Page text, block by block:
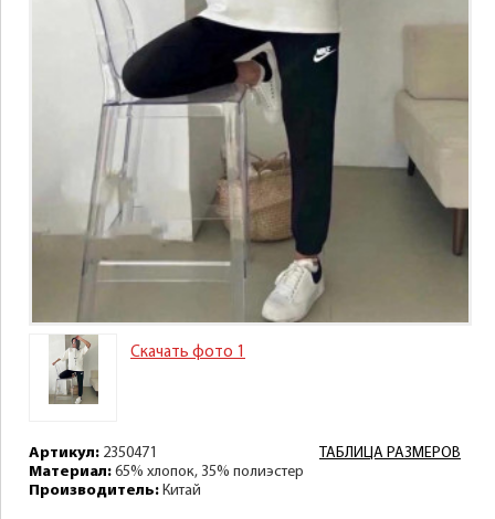
Скачать фото 1
ТАБЛИЦА РАЗМЕРОВ
Артикул: 2350471
Материал: 65% хлопок, 35% полиэстер
Производитель: Китай